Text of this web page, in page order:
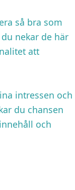
så bra som
nekar de här
att
intressen och
du chansen
och